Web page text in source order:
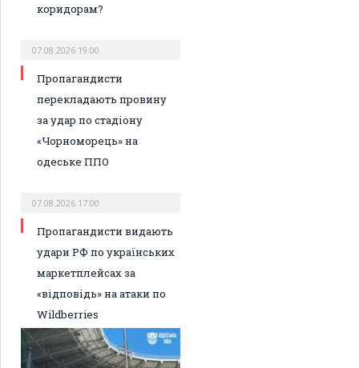
коридорам?
07.08.2026 19:00
Пропагандисти
перекладають провину
за удар по стадіону
«Чорноморець» на
одеське ППО
07.08.2026 17:00
Пропагандисти видають
удари РФ по українських
маркетплейсах за
«відповідь» на атаки по
Wildberries